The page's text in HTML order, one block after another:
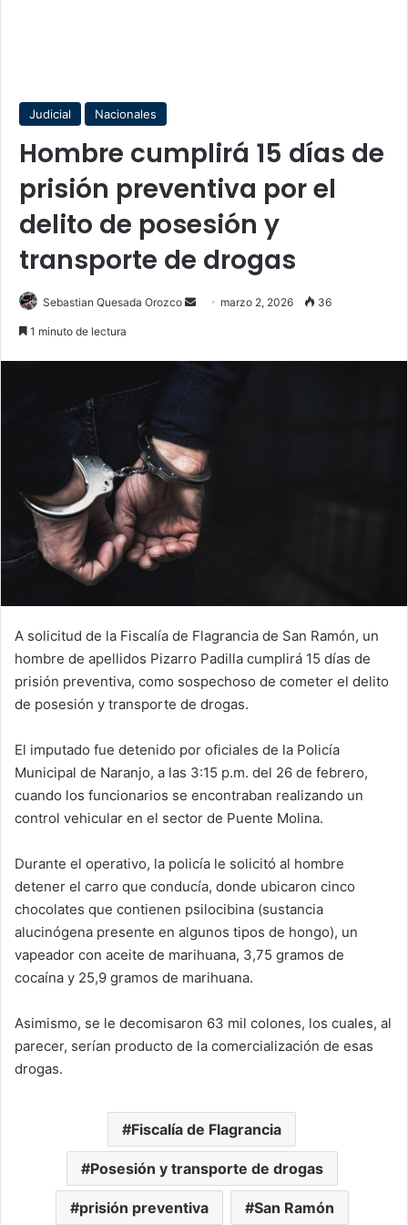
Judicial Nacionales
Hombre cumplirá 15 días de
prisión preventiva por el
delito de posesión y
transporte de drogas
Sebastian Quesada Orozco
Send marzo 2, 2026 36
1 minuto de lectura
A solicitud de la Fiscalía de Flagrancia de San Ramón, un
hombre de apellidos Pizarro Padilla cumplirá 15 días de
prisión preventiva, como sospechoso de cometer el delito
de posesión y transporte de drogas.
El imputado fue detenido por oficiales de la Policía
Municipal de Naranjo, a las 3:15 p.m. del 26 de febrero,
cuando los funcionarios se encontraban realizando un
control vehicular en el sector de Puente Molina.
Durante el operativo, la policía le solicitó al hombre
detener el carro que conducía, donde ubicaron cinco
chocolates que contienen psilocibina (sustancia
alucinógena presente en algunos tipos de hongo), un
vapeador con aceite de marihuana, 3,75 gramos de
cocaína y 25,9 gramos de marihuana.
Asimismo, se le decomisaron 63 mil colones, los cuales, al
parecer, serían producto de la comercialización de esas
drogas.
Fiscalía de Flagrancia
Posesión y transporte de drogas
prisión preventiva San Ramón